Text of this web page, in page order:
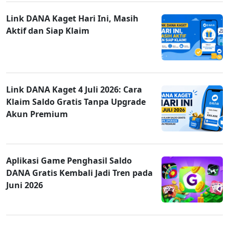
Link DANA Kaget Hari Ini, Masih
Aktif dan Siap Klaim
Link DANA Kaget 4 Juli 2026: Cara
Klaim Saldo Gratis Tanpa Upgrade
Akun Premium
Aplikasi Game Penghasil Saldo
DANA Gratis Kembali Jadi Tren pada
Juni 2026